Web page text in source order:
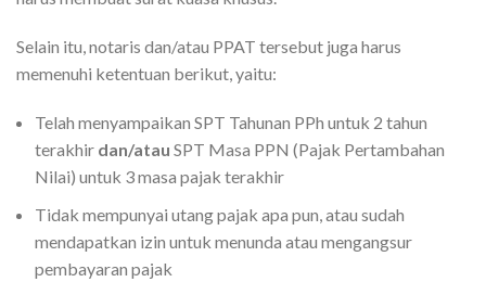
Selain itu, notaris dan/atau PPAT tersebut juga harus
memenuhi ketentuan berikut, yaitu:
Telah menyampaikan SPT Tahunan PPh untuk 2 tahun
terakhir dan/atau SPT Masa PPN (Pajak Pertambahan
Nilai) untuk 3 masa pajak terakhir
Tidak mempunyai utang pajak apa pun, atau sudah
mendapatkan izin untuk menunda atau mengangsur
pembayaran pajak